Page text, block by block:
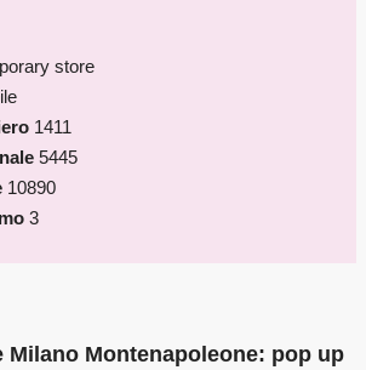
store
1411
5445
10890
3
Milano Montenapoleone: pop up